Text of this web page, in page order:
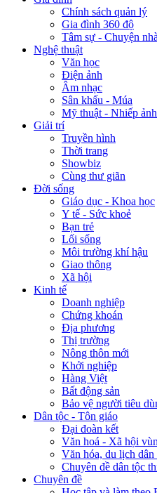
Chính sách quản lý
Gia đình 360 độ
Tâm sự - Chuyện nhà
Nghệ thuật
Văn học
Điện ảnh
Âm nhạc
Sân khấu - Múa
Mỹ thuật - Nhiếp ảnh
Giải trí
Truyền hình
Thời trang
Showbiz
Cùng thư giãn
Đời sống
Giáo dục - Khoa học
Y tế - Sức khoẻ
Bạn trẻ
Lối sống
Môi trường khí hậu
Giao thông
Xã hội
Kinh tế
Doanh nghiệp
Chứng khoán
Địa phương
Thị trường
Nông thôn mới
Khởi nghiệp
Hàng Việt
Bất động sản
Bảo vệ người tiêu
Dân tộc - Tôn giáo
Đại đoàn kết
Văn hoá - Xã hội
Văn hóa, du lịch dân
Chuyên đề dân tộc
Chuyên đề